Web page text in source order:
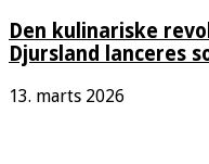
Den kulinariske
Djursland lanceres
13. marts 2026